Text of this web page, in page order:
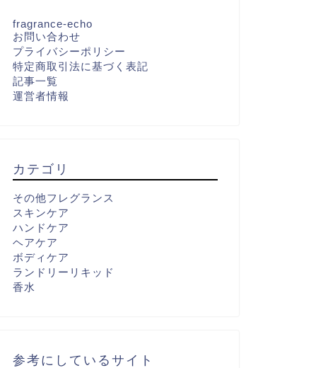
fragrance-echo
お問い合わせ
プライバシーポリシー
特定商取引法に基づく表記
記事一覧
運営者情報
カテゴリ
その他フレグランス
スキンケア
ハンドケア
ヘアケア
ボディケア
ランドリーリキッド
香水
参考にしているサイト